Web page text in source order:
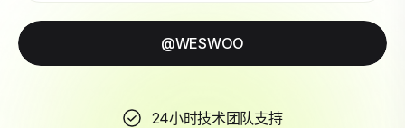
@WESWOO
24小时技术团队支持